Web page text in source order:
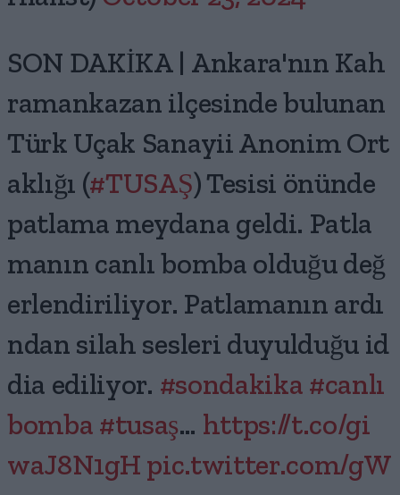
SON DAKİKA | Ankara'nın Kah
ramankazan ilçesinde bulunan
Türk Uçak Sanayii Anonim Ort
aklığı (#TUSAŞ) Tesisi önünde
patlama meydana geldi. Patla
manın canlı bomba olduğu değ
erlendiriliyor. Patlamanın ardı
ndan silah sesleri duyulduğu id
dia ediliyor. #sondakika #canlı
bomba #tusaş… https://t.co/gi
waJ8N1gH pic.twitter.com/gW